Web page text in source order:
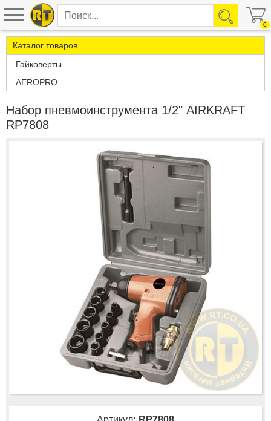
0
Каталог товаров
Гайковерты
AEROPRO
Набор пневмоинструмента 1/2" AIRKRAFT
RP7808